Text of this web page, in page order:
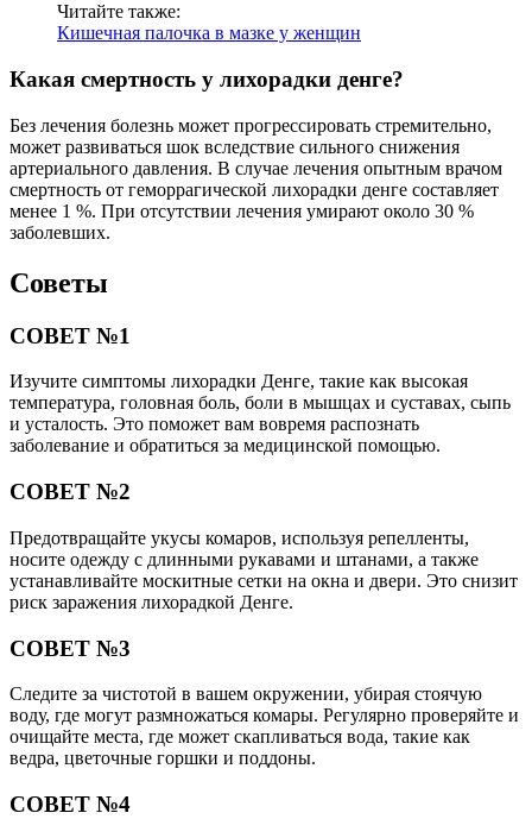
Читайте также:
Кишечная палочка в мазке у женщин
Какая смертность у лихорадки денге?
Без лечения болезнь может прогрессировать стремительно,
может развиваться шок вследствие сильного снижения
артериального давления. В случае лечения опытным врачом
смертность от геморрагической лихорадки денге составляет
менее 1 %. При отсутствии лечения умирают около 30 %
заболевших.
Советы
СОВЕТ №1
Изучите симптомы лихорадки Денге, такие как высокая
температура, головная боль, боли в мышцах и суставах, сыпь
и усталость. Это поможет вам вовремя распознать
заболевание и обратиться за медицинской помощью.
СОВЕТ №2
Предотвращайте укусы комаров, используя репелленты,
носите одежду с длинными рукавами и штанами, а также
устанавливайте москитные сетки на окна и двери. Это снизит
риск заражения лихорадкой Денге.
СОВЕТ №3
Следите за чистотой в вашем окружении, убирая стоячую
воду, где могут размножаться комары. Регулярно проверяйте и
очищайте места, где может скапливаться вода, такие как
ведра, цветочные горшки и поддоны.
СОВЕТ №4